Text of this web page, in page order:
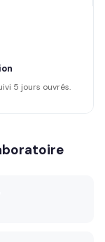
5 jours ouvrés.